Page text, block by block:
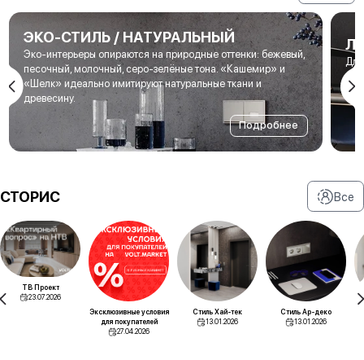
ЭКО-СТИЛЬ / НАТУРАЛЬНЫЙ
Эко-интерьеры опираются на природные оттенки: бежевый,
песочный, молочный, серо-зелёные тона. «Кашемир» и
«Шелк» идеально имитируют натуральные ткани и
древесину.
Подробнее
Для
СТОРИС Все
ТВ Проект
23.07.2026
Эксклюзивные условия
для покупателей
27.04.2026
Стиль Хай-тек
13.01.2026
Стиль Ар-деко
13.01.2026